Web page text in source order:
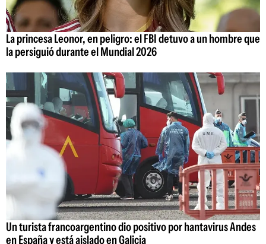
La princesa Leonor, en peligro: el FBI detuvo a un hombre que
la persiguió durante el Mundial 2026
Un turista francoargentino dio positivo por hantavirus Andes
en España y está aislado en Galicia